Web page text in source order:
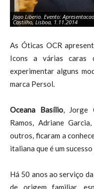
Joao Liberio. Evento:
Castilho, Lisboa, 1.11.2014
As Óticas OCR
Icons a várias caras
experimentar alguns
marca Persol.
Oceana Basílio, Jorge
Ramos, Adriane
outros, ficaram a
italiana que é um
Há 50 anos ao serviço
de origem familiar,